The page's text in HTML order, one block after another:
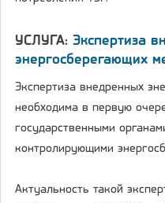
УСЛУГА: Экспертиза
энергосберегающих
Экспертиза внедренных
необходима в первую
государственными
контролирующими
Актуальность такой